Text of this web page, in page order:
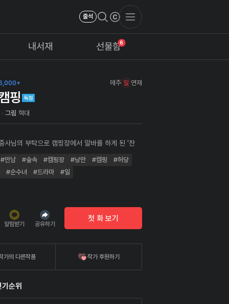
출석
내서재 6
선물함
매주 일 연재
핑
그림 혁대
사님의 부탁으로 캠핑장에서 알바를 하게 된 '찬
#만남 #숲속 #캠핑장 #낭만 #캠핑
#허당
#순수녀
#드라마 #일
알림받기 공유하기
첫 화 보기
가의 다른작품 작가 후원하기
순위